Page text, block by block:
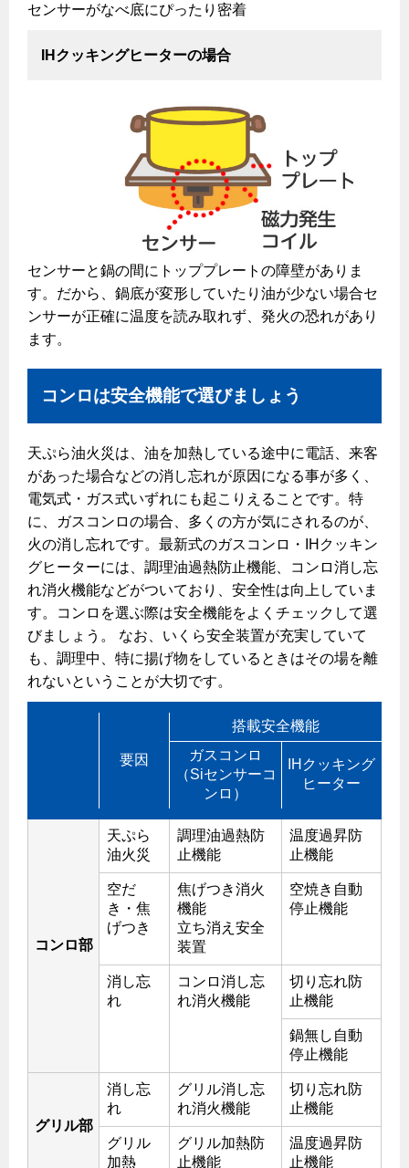
ガスファンヒーター
センサーがなべ底にぴったり密着
IHクッキングヒーターの場合
センサーと鍋の間にトッププレートの障壁がありま
す。だから、鍋底が変形していたり油が少ない場合セ
ンサーが正確に温度を読み取れず、発火の恐れがあり
ます。
コンロは安全機能で選びましょう
天ぷら油火災は、油を加熱している途中に電話、来客
があった場合などの消し忘れが原因になる事が多く、
電気式・ガス式いずれにも起こりえることです。特
に、ガスコンロの場合、多くの方が気にされるのが、
火の消し忘れです。最新式のガスコンロ・IHクッキン
グヒーターには、調理油過熱防止機能、コンロ消し忘
れ消火機能などがついており、安全性は向上していま
す。コンロを選ぶ際は安全機能をよくチェックして選
びましょう。 なお、いくら安全装置が充実していて
も、調理中、特に揚げ物をしているときはその場を離
れないということが大切です。
要因
搭載安全機能
ガスコンロ
（Siセンサーコ
ンロ）
IHクッキング
ヒーター
コンロ部
天ぷら
油火災
調理油過熱防
止機能
温度過昇防
止機能
空だ
き・焦
げつき
焦げつき消火
機能
立ち消え安全
装置
空焼き自動
停止機能
消し忘
れ
コンロ消し忘
れ消火機能
切り忘れ防
止機能
鍋無し自動
停止機能
グリル部
消し忘
れ
グリル消し忘
れ消火機能
切り忘れ防
止機能
グリル
加熱
グリル加熱防
止機能
温度過昇防
止機能